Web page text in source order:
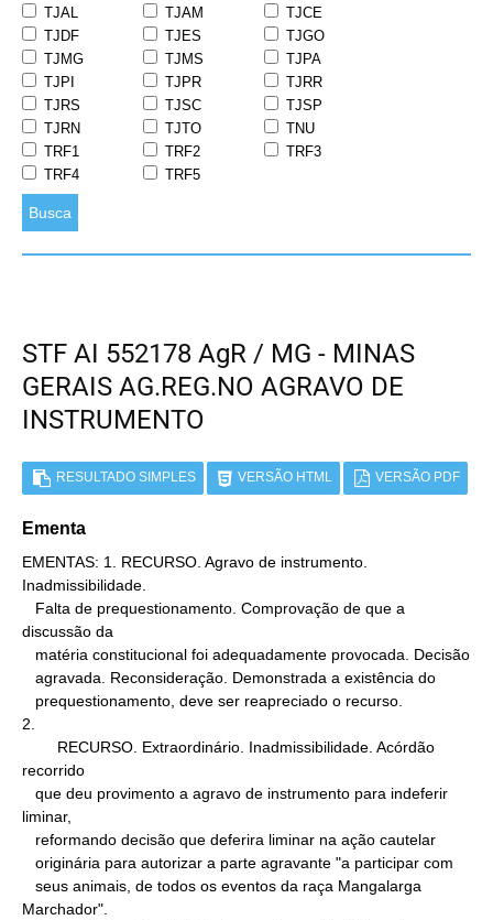
TJAL
TJAM
TJCE
TJDF
TJES
TJGO
TJMG
TJMS
TJPA
TJPI
TJPR
TJRR
TJRS
TJSC
TJSP
TJRN
TJTO
TNU
TRF1
TRF2
TRF3
TRF4
TRF5
Busca
STF AI 552178 AgR / MG - MINAS
GERAIS AG.REG.NO AGRAVO DE
INSTRUMENTO
RESULTADO SIMPLES VERSÃO HTML VERSÃO PDF
Ementa
EMENTAS: 1. RECURSO. Agravo de instrumento.
Inadmissibilidade.
discussão da
2.
recorrido
liminar,
Marchador".